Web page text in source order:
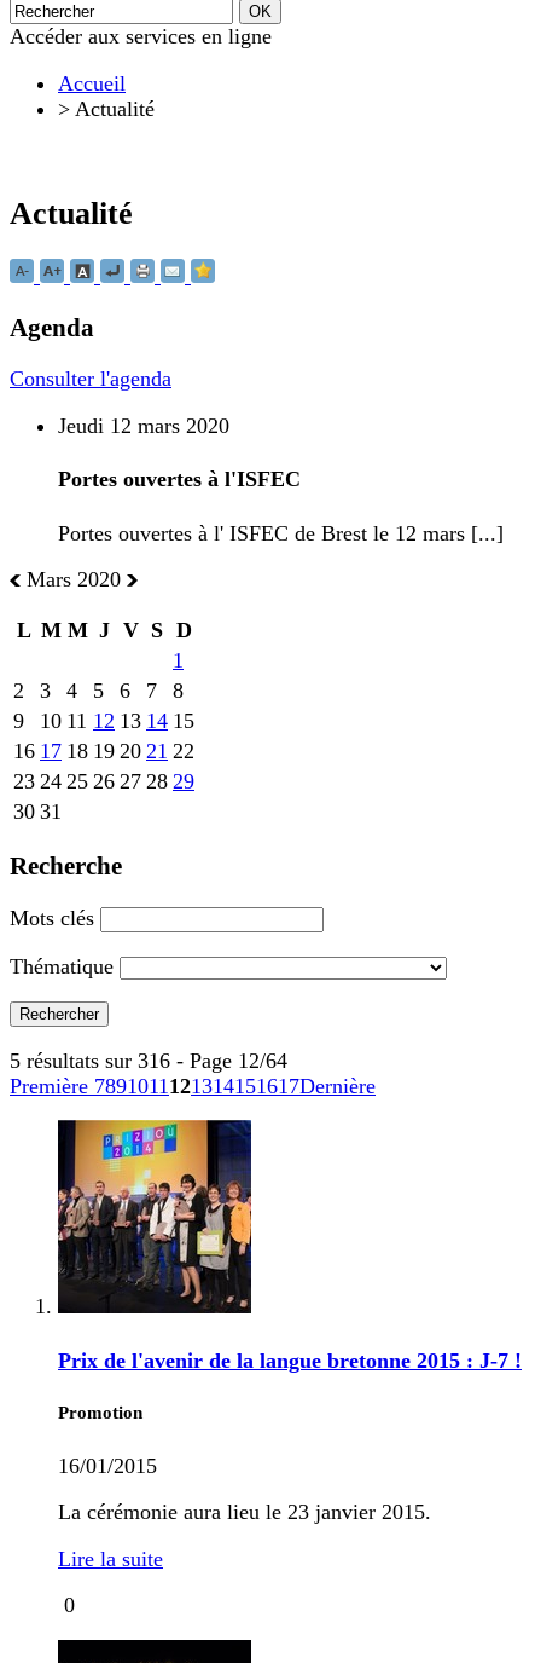
Accéder aux services en ligne
Accueil
> Actualité
Actualité
Agenda
Consulter l'agenda
Jeudi 12 mars 2020
Portes ouvertes à l'ISFEC
Portes ouvertes à l' ISFEC de Brest le 12 mars [...]
Mars 2020
L M M J V S D
1
2
3 4 5 6 7
8
9
10 11 12 13 14 15
16 17 18 19 20 21 22
23 24 25 26 27 28 29
30 31
Recherche
Mots clés
Thématique
5 résultats sur 316 - Page 12/64
Première 7891011 121314151617Dernière
Prix de l'avenir de la langue bretonne 2015 : J-7 !
Promotion
16/01/2015
La cérémonie aura lieu le 23 janvier 2015.
Lire la suite
0